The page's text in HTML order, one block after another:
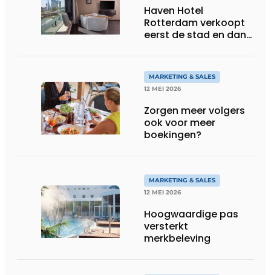
Haven Hotel
Rotterdam verkoopt
eerst de stad en dan
MARKETING & SALES
12 MEI 2026
Zorgen meer volgers
ook voor meer
boekingen?
MARKETING & SALES
12 MEI 2026
Hoogwaardige pas
versterkt
merkbeleving